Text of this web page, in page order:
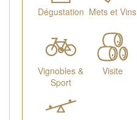
Dégustation Mets et Vins
Vignobles &
Sport
Visite